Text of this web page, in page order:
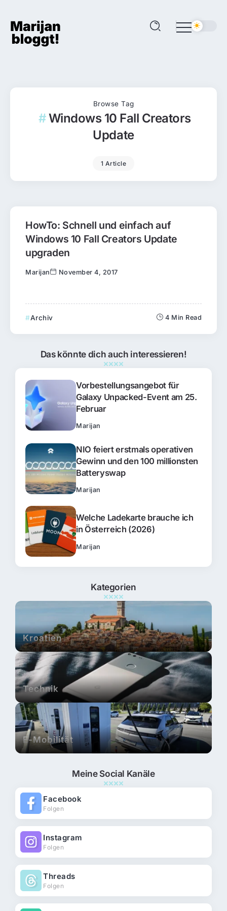
Browse Tag
Windows 10 Fall Creators
Update
1 Article
HowTo: Schnell und einfach auf
Windows 10 Fall Creators Update
upgraden
Marijan November 4, 2017
Archiv 4 Min Read
Das könnte dich auch interessieren!
Vorbestellungsangebot für
Galaxy Unpacked-Event am 25.
Februar
Marijan
NIO feiert erstmals operativen
Gewinn und den 100 millionsten
Batteryswap
Marijan
Welche Ladekarte brauche ich
in Österreich (2026)
Marijan
Kategorien
Kroatien
Technik
E-Mobilität
Meine Social Kanäle
Facebook
Folgen
Instagram
Folgen
Threads
Folgen